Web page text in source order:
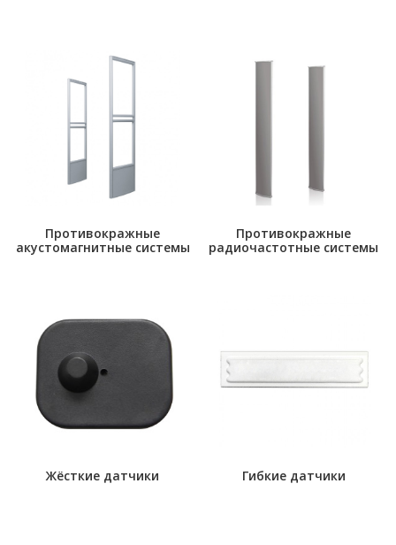
Противокражные
акустомагнитные системы
Противокражные
радиочастотные системы
Жёсткие датчики Гибкие датчики